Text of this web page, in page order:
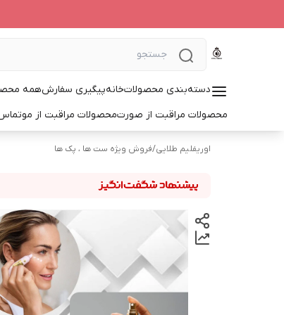
دسته‌بندی محصولاتخانهپیگیری سفارشهمه
محصولات مراقبت از صورتمحصولات مراقبت از مو
اوریفلیم طلایی/فروش ویژه ست ها ، پک ها